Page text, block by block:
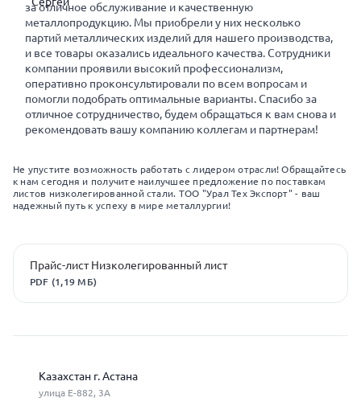
за отличное обслуживание и качественную
металлопродукцию. Мы приобрели у них несколько
партий металлических изделий для нашего производства,
и все товары оказались идеального качества. Сотрудники
компании проявили высокий профессионализм,
оперативно проконсультировали по всем вопросам и
помогли подобрать оптимальные варианты. Спасибо за
отличное сотрудничество, будем обращаться к вам снова и
рекомендовать вашу компанию коллегам и партнерам!
Не упустите возможность работать с лидером отрасли! Обращайтесь
к нам сегодня и получите наилучшее предложение по поставкам
листов низколегированной стали. ТОО "Урал Тех Экспорт" - ваш
надежный путь к успеху в мире металлургии!
Прайс-лист Низколегированный лист
PDF (1,19 МБ)
Казахстан г. Астана
улица Е-882, 3А